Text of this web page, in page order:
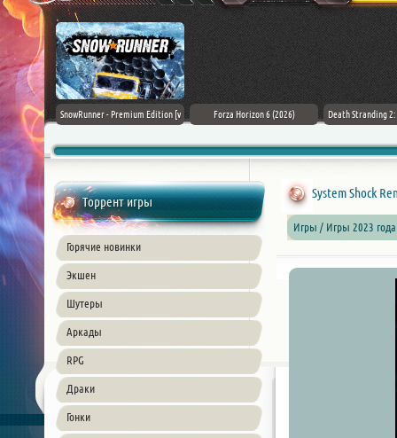
Flag
PC
SnowRunner - Premium Edition [v
Forza Horizon 6 (2026) Death Stranding
Торрент игры
Горячие новинки
Экшен
Шутеры
Аркады
RPG
Драки
Гонки
System Shock
Игры / Игры 2023